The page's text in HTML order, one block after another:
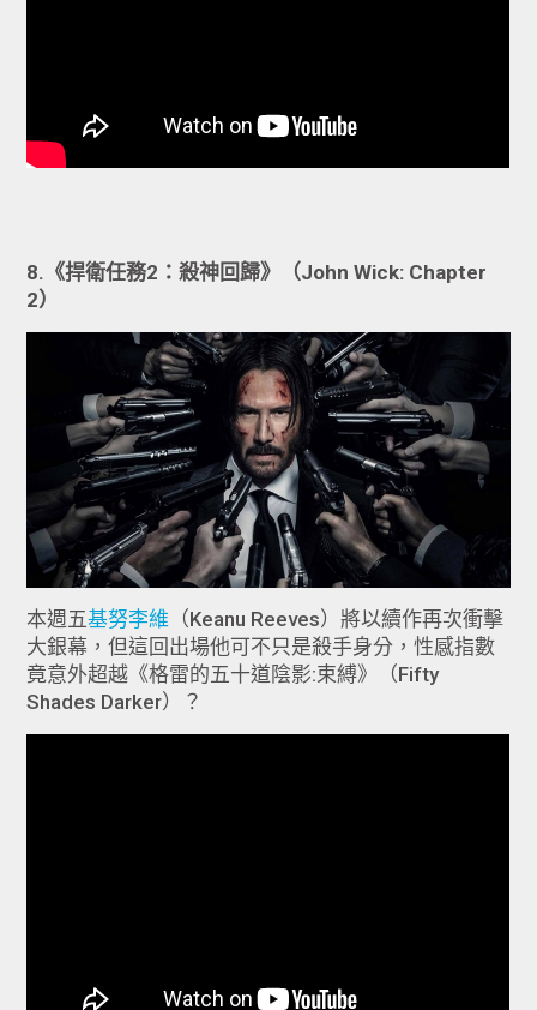
8.《捍衛任務2：殺神回歸》（John Wick: Chapter
2）
本週五基努李維 （Keanu Reeves）將以續作再次衝擊
大銀幕，但這回出場他可不只是殺手身分，性感指數
竟意外超越《格雷的五十道陰影:束縛》（Fifty
Shades Darker）？